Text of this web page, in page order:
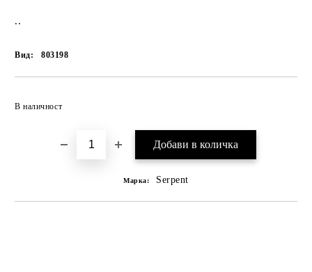
..
Вид: 803198
В наличност
Марка: Serpent